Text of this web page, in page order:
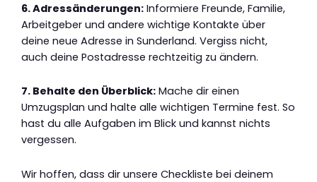
6. Adressänderungen: Informiere Freunde, Familie,
Arbeitgeber und andere wichtige Kontakte über
deine neue Adresse in Sunderland. Vergiss nicht,
auch deine Postadresse rechtzeitig zu ändern.
7. Behalte den Überblick: Mache dir einen
Umzugsplan und halte alle wichtigen Termine fest. So
hast du alle Aufgaben im Blick und kannst nichts
vergessen.
Wir hoffen, dass dir unsere Checkliste bei deinem